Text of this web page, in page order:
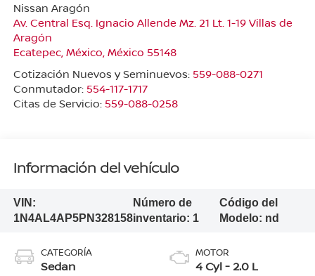
Nissan Aragón
Av. Central Esq. Ignacio Allende Mz. 21 Lt. 1-19 Villas de
Aragón
Ecatepec, México, México 55148
Cotización Nuevos y Seminuevos: 559-088-0271
Conmutador: 554-117-1717
Citas de Servicio: 559-088-0258
Información del vehículo
VIN:
1N4AL4AP5PN328158
Número de
inventario: 1
Código del
Modelo: nd
CATEGORÍA
Sedan
MOTOR
4 Cyl - 2.0 L